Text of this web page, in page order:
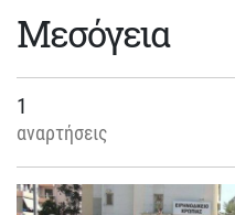
Μεσόγεια
1
αναρτήσεις